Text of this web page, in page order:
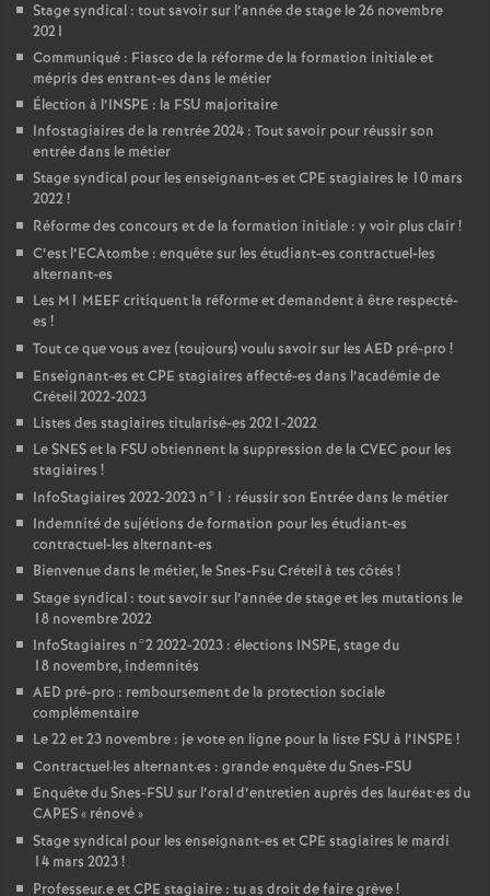
Stage syndical : tout savoir sur l’année de stage le 26 novembre
2021
Communiqué : Fiasco de la réforme de la formation initiale et
mépris des entrant-es dans le métier
Élection à l’INSPE : la FSU majoritaire
Infostagiaires de la rentrée 2024 : Tout savoir pour réussir son
entrée dans le métier
Stage syndical pour les enseignant-es etCPE stagiaires le 10 mars
2022!
Réforme des concours et de la formation initiale : y voir plus clair!
C’est l’ECAtombe : enquête sur les étudiant-es contractuel-les
alternant-es
Les M1 MEEFcritiquent la réforme et demandent à être respecté-
es !
Tout ce que vous avez (toujours) voulu savoir sur les AED pré-pro !
Enseignant-es etCPE stagiaires affecté-es dans l’académie de
Créteil 2022-2023
Listes des stagiaires titularisé-es 2021-2022
LeSNESet la FSU obtiennent la suppression de la CVEC pour les
stagiaires !
InfoStagiaires 2022-2023 n°1 : réussir son Entrée dans le métier
Indemnité de sujétions de formation pour les étudiant-es
contractuel-les alternant-es
Bienvenue dans le métier, le Snes-Fsu Créteil à tes côtés !
Stage syndical : tout savoir sur l’année de stage et les mutations le
18 novembre 2022
InfoStagiaires n°2 2022-2023 : élections INSPE, stage du
18 novembre, indemnités
AED pré-pro : remboursement de la protection sociale
complémentaire
Le 22 et 23 novembre : je vote en ligne pour la liste FSU à l’INSPE !
Contractuel·les alternant·es : grande enquête du Snes-FSU
Enquête du Snes-FSU sur l’oral d’entretien auprès des lauréat•es du
CAPES« rénové»
Stage syndical pour les enseignant-es etCPE stagiaires le mardi
14 mars 2023!
Professeur.e etCPE stagiaire : tu as droit de faire grève!